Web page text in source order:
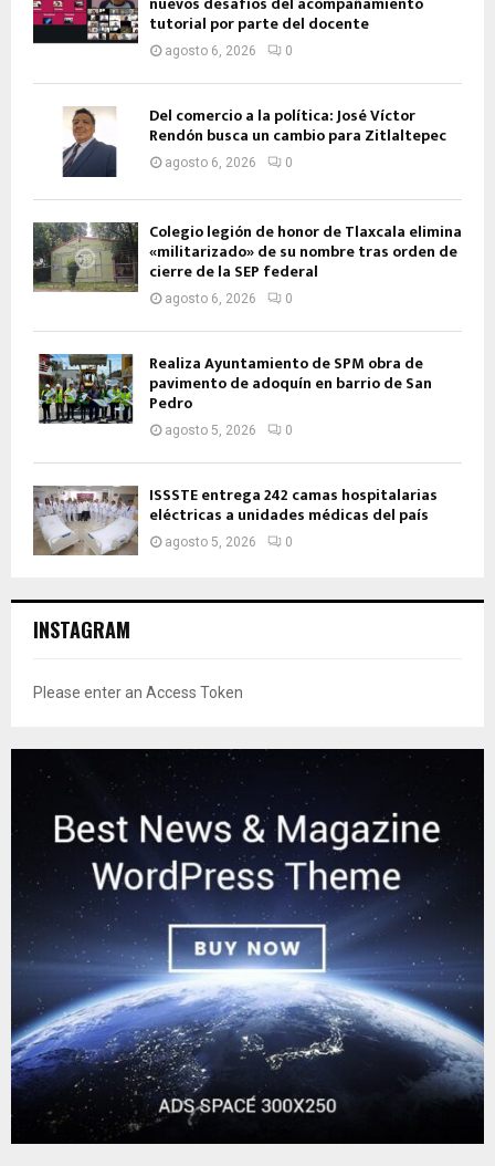
tutorial por parte del docente
agosto 6, 2026 0
Del comercio a la política: José Víctor
Rendón busca un cambio para Zitlaltepec
agosto 6, 2026 0
Colegio legión de honor de Tlaxcala elimina
«militarizado» de su nombre tras orden de
cierre de la SEP federal
agosto 6, 2026 0
Realiza Ayuntamiento de SPM obra de
pavimento de adoquín en barrio de San
Pedro
agosto 5, 2026 0
ISSSTE entrega 242 camas hospitalarias
eléctricas a unidades médicas del país
agosto 5, 2026 0
INSTAGRAM
Please enter an Access Token